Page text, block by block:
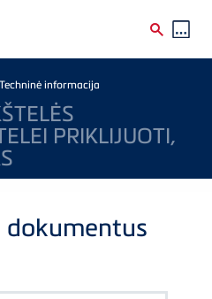
Techninė informacija
PRIKLIJUOTI,